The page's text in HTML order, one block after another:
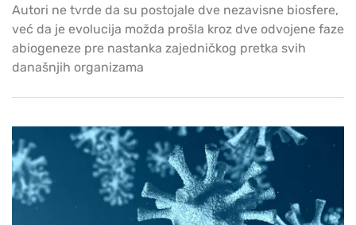
Autori ne tvrde da su postojale dve nezavisne biosfere,
već da je evolucija možda prošla kroz dve odvojene faze
abiogeneze pre nastanka zajedničkog pretka svih
današnjih organizama